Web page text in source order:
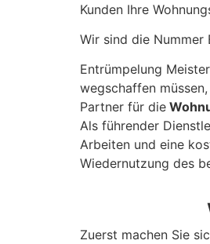
Kunden Ihre
Wir sind die Nummer
Entrümpelung
wegschaffen
Partner für die
Als führender
Arbeiten und eine
Wiedernutzung des
Zuerst machen Sie